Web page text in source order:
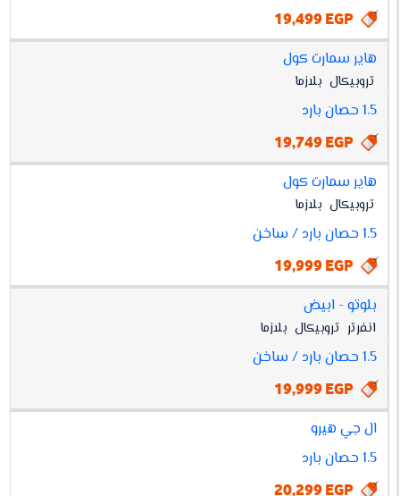
19,499 EGP
هاير سمارت كول
تروبيكال بلازما
1.5 حصان بارد
19,749 EGP
هاير سمارت كول
تروبيكال بلازما
1.5 حصان بارد / ساخن
19,999 EGP
بلوتو - ابيض
انفرتر تروبيكال بلازما
1.5 حصان بارد / ساخن
19,999 EGP
ال جي هيرو
1.5 حصان بارد
20,299 EGP